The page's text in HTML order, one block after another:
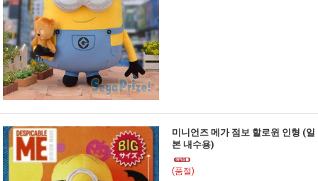
미니언즈 메가 점보 할로윈 인형 (일
본 내수용)
(품절)